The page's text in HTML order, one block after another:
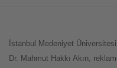
İstanbul Medeniyet
Dr. Mahmut Hakkı Akın,